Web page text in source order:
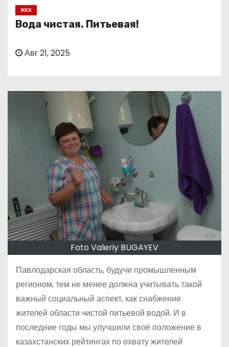
ЖКХ
Вода чистая. Питьевая!
Авг 21, 2025
Foto Valeriy BUGAYEV
Павлодарская область, будучи промышленным
регионом, тем не менее должна учитывать такой
важный социальный аспект, как снабжение
жителей области чистой питьевой водой. И в
последние годы мы улучшили своё положение в
казахстанских рейтингах по охвату жителей